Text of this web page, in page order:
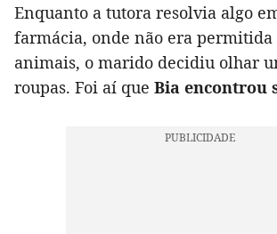
Enquanto a tutora resolvia algo
farmácia, onde não era permitida
animais, o marido decidiu olhar
roupas. Foi aí que Bia encontrou